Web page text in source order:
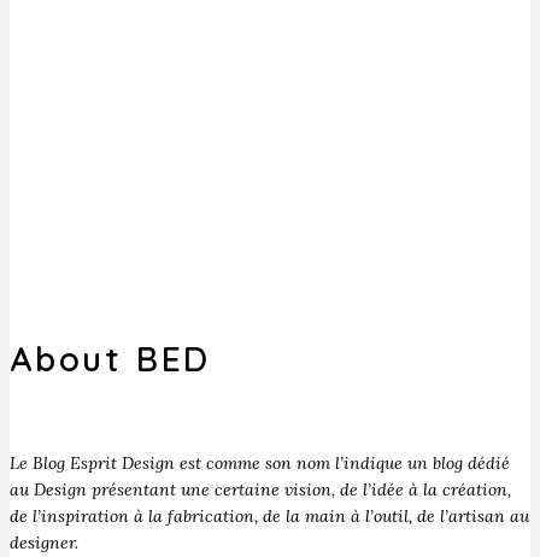
About BED
Le Blog Esprit Design est comme son nom l’indique un blog dédié
au Design présentant une certaine vision, de l’idée à la création,
de l’inspiration à la fabrication, de la main à l’outil, de l’artisan au
designer.